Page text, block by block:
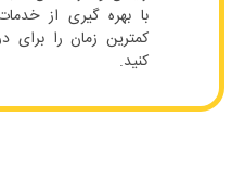
با بهره گیری از
کمترین زمان را برای
کنید.